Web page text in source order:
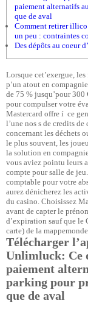
paiement alternatifs
que de aval
Comment retirer illico
un peu : contraintes
Des dépôts au coeur
Lorsque cet’exergue,
p’un atout en
de 75 % jusqu’pour 300
pour compulser votre
Mastercard offre í ce
l’une nos s de credits
concernant les déchets
le plus souvent, les
la solution en
vous aviez pointu leurs
compte pour salle de
comptable pour votre
aurez dénicherez les
du casino. Choisissez
avant de capter le
d’expiration sauf que
carte) de la
Télécharger
Unlimluck: Ce
paiement
parking pour
que de aval